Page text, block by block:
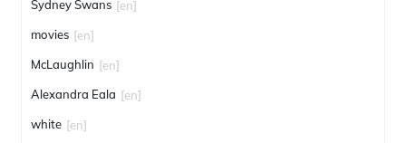
Sydney Swans [en]
movies [en]
McLaughlin [en]
Alexandra Eala [en]
white [en]